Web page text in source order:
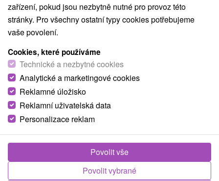
Turistický region
Kysuce, Severné Slovensko, Žilinský kraj, Kysucké
Beskydy, Veľká Rača
Našli jste chybu nebo nám chcete doporučit novou atrakci
zařízení, pokud jsou nezbytně nutné pro provoz této
stránky. Pro všechny ostatní typy cookies potřebujeme
vaše povolení.
Cookies, které používáme
Technické a nezbytné cookies
Analytické a marketingové cookies
Reklamné úložisko
Reklamní uživatelská data
Personalizace reklam
Povolit vybrané
Povolit vše